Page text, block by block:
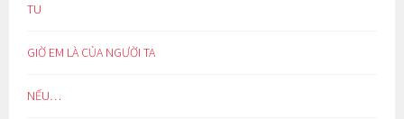
TU
GIỜ EM LÀ CỦA NGƯỜI TA
NẾU…